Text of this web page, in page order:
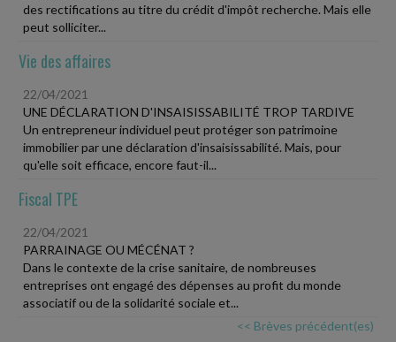
des rectifications au titre du crédit d'impôt recherche. Mais elle
peut solliciter...
Vie des affaires
22/04/2021
UNE DÉCLARATION D'INSAISISSABILITÉ TROP TARDIVE
Un entrepreneur individuel peut protéger son patrimoine
immobilier par une déclaration d'insaisissabilité. Mais, pour
qu'elle soit efficace, encore faut-il...
Fiscal TPE
22/04/2021
PARRAINAGE OU MÉCÉNAT ?
Dans le contexte de la crise sanitaire, de nombreuses
entreprises ont engagé des dépenses au profit du monde
associatif ou de la solidarité sociale et...
<< Brèves précédent(es)